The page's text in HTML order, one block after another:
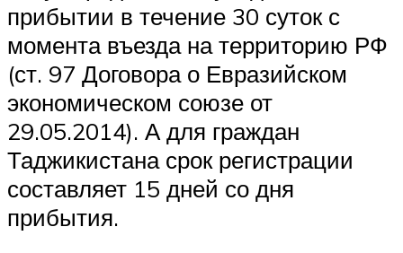
прибытии в течение 30 суток с
момента въезда на территорию РФ
(ст. 97 Договора о Евразийском
экономическом союзе от
29.05.2014). А для граждан
Таджикистана срок регистрации
составляет 15 дней со дня
прибытия.